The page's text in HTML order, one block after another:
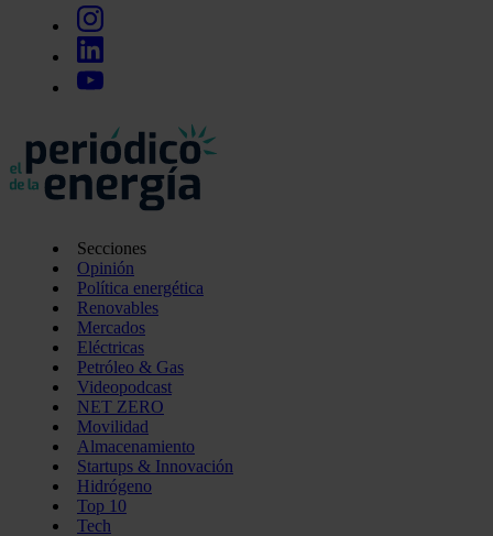
Secciones
Opinión
Política energética
Renovables
Mercados
Eléctricas
Petróleo & Gas
Videopodcast
NET ZERO
Movilidad
Almacenamiento
Startups & Innovación
Hidrógeno
Top 10
Tech